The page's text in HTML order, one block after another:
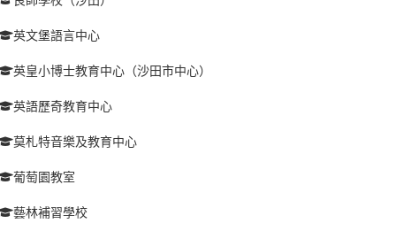
英文堡語言中心
英皇小博士教育中心（沙田市中心）
英語歷奇教育中心
莫札特音樂及教育中心
葡萄園教室
藝林補習學校